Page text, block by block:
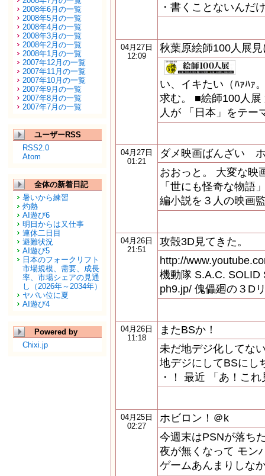
2008年6月の一覧
2008年5月の一覧
2008年4月の一覧
2008年3月の一覧
2008年2月の一覧
2008年1月の一覧
2007年12月の一覧
2007年11月の一覧
2007年10月の一覧
2007年9月の一覧
2007年8月の一覧
2007年7月の一覧
ユーザーRSS
RSS2.0
Atom
全体の新着日記
暑いから練習
灼熱
AI遊び6
明日からは又仕事
連休二日目
避難状況
AI遊び5
日本のフォークリフト
市場規模、需要、成長
率、市場シェアの見通
し（2026年～2034年）
ヤバい位に夏
AI遊び4
Powered by
Chixi.jp
・書くことないんだ
04月27日
12:09
秋葉原絵師100人展
い、イキたい（ﾊｧﾊｧ
求む。 ■絵師100人
人が 「日本」をテー
04月27日
01:21
ダメ映画ばんざい
おおっと。 大変な映
「世にも怪奇な物語
編小説を３人の映画
04月26日
21:51
攻殻3D見てきた。
http://
機動隊 S.A.C. SOLID
ph9.jp/ 傀儡廻の３D
04月26日
11:18
またBSか！
未だ地デジ化してな
地デジにしてBSにし
・！ 最近 「あ！こ
04月25日
02:27
ホビロン！＠k
今週末はPSNが落ち
夜が無くなって モン
ゲームあんまりしな